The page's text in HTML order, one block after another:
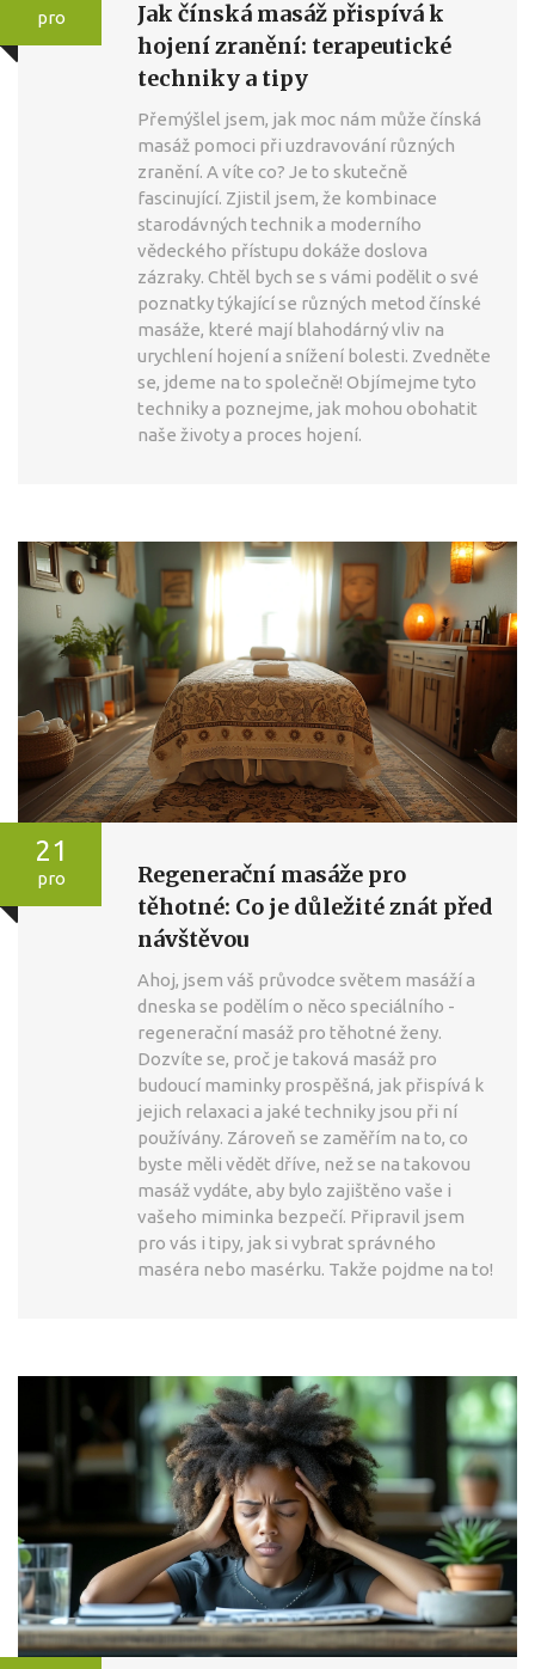
pro
Jak čínská masáž přispívá k
hojení zranění: terapeutické
techniky a tipy
Přemýšlel jsem, jak moc nám může čínská
masáž pomoci při uzdravování různých
zranění. A víte co? Je to skutečně
fascinující. Zjistil jsem, že kombinace
starodávných technik a moderního
vědeckého přístupu dokáže doslova
zázraky. Chtěl bych se s vámi podělit o své
poznatky týkající se různých metod čínské
masáže, které mají blahodárný vliv na
urychlení hojení a snížení bolesti. Zvedněte
se, jdeme na to společně! Objímejme tyto
techniky a poznejme, jak mohou obohatit
naše životy a proces hojení.
21
pro
Regenerační masáže pro
těhotné: Co je důležité znát před
návštěvou
Ahoj, jsem váš průvodce světem masáží a
dneska se podělím o něco speciálního -
regenerační masáž pro těhotné ženy.
Dozvíte se, proč je taková masáž pro
budoucí maminky prospěšná, jak přispívá k
jejich relaxaci a jaké techniky jsou při ní
používány. Zároveň se zaměřím na to, co
byste měli vědět dříve, než se na takovou
masáž vydáte, aby bylo zajištěno vaše i
vašeho miminka bezpečí. Připravil jsem
pro vás i tipy, jak si vybrat správného
maséra nebo masérku. Takže pojdme na to!